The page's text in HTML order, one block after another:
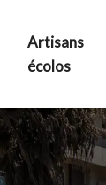
Artisans
écolos